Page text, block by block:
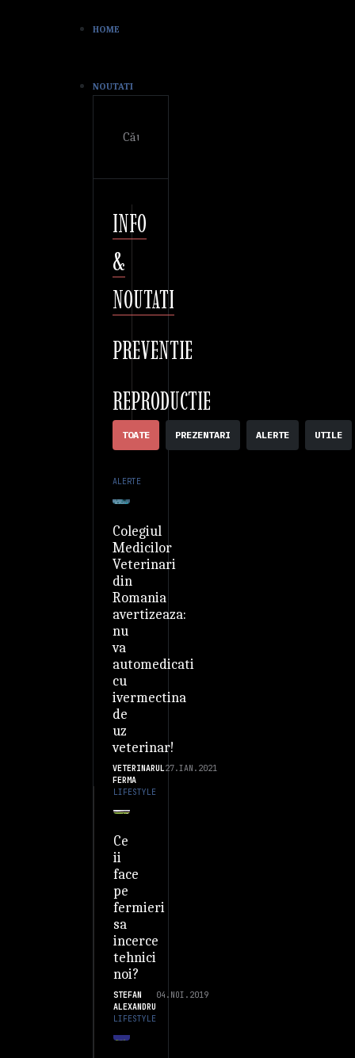
HOME
NOUTATI
Cautare
INFO
&
NOUTATI
PREVENTIE
REPRODUCTIE
TOATE PREZENTARI ALERTE UTILE
ALERTE
Colegiul
Medicilor
Veterinari
din
Romania
avertizeaza:
nu
va
automedicati
cu
ivermectina
de
uz
veterinar!
VETERINARUL
FERMA
27.IAN.2021
LIFESTYLE
Ce
ii
face
pe
fermieri
sa
incerce
tehnici
noi?
STEFAN
ALEXANDRU
04.NOI.2019
LIFESTYLE